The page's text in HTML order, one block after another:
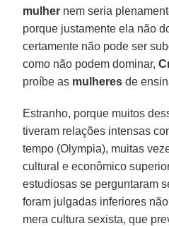
mulher nem seria
porque justamente ela não
certamente não pode ser
como não podem dominar,
proíbe as mulheres de
Estranho, porque muitos
tiveram relações intensas
tempo (Olympia), muitas
cultural e econômico
estudiosas se perguntaram
foram julgadas inferiores
mera cultura sexista, que